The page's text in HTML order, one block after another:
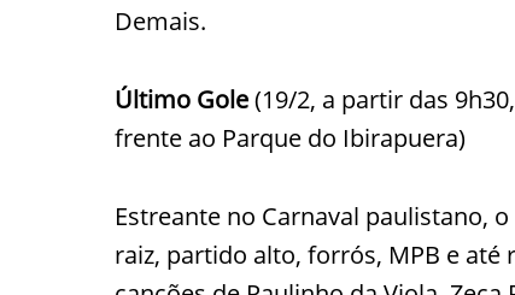
Demais.
Último Gole(19/2, a partir das
frente ao Parque do Ibirapuera)
Estreante no Carnaval paulistano,
raiz, partido alto, forrós, MPB e até